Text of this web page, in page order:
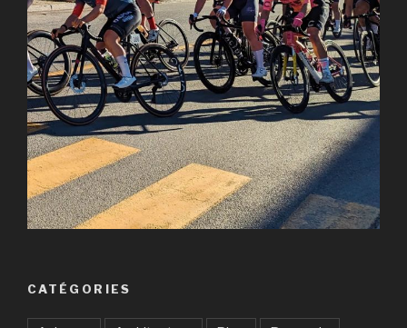
CATÉGORIES